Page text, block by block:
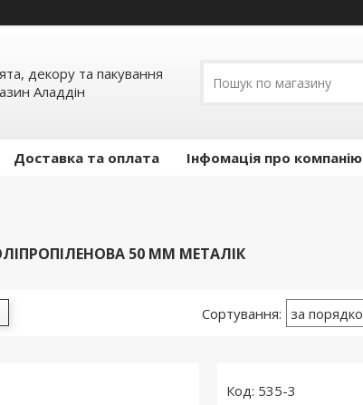
декору та пакування
Аладдін
Доставка та оплата Інфомація про компанію
50 ММ МЕТАЛІК
535-3